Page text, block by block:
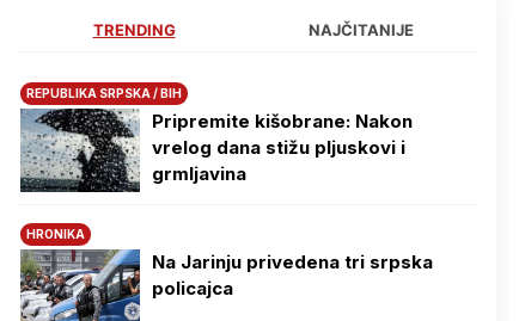
TRENDING NAJČITANIJE
REPUBLIKA SRPSKA / BIH
Pripremite kišobrane: Nakon
vrelog dana stižu pljuskovi i
grmljavina
HRONIKA
Na Јarinju privedena tri srpska
policajca